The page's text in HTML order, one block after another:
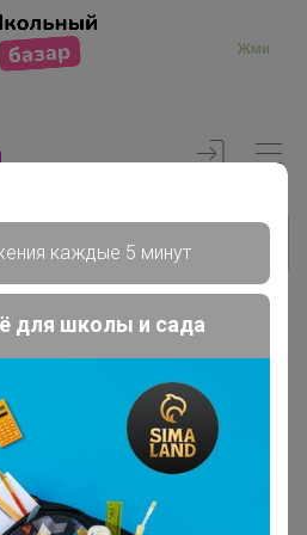
Жми
каждые 5 минут
для школы и сада